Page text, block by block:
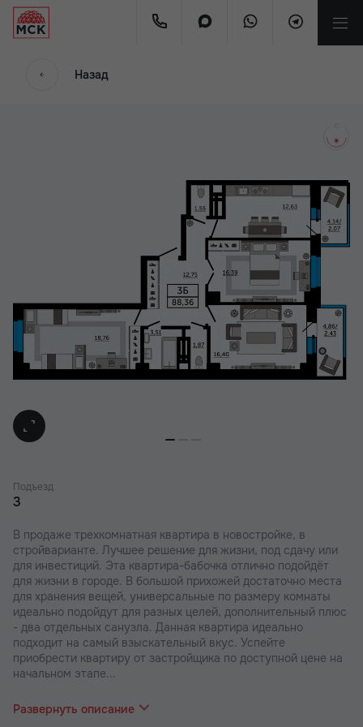
Назад
Подъезд
3
В продаже трехкомнатная квартира в новостройке, в
стройварианте. Лучшее решение для жизни, под сдачу или
для инвестиций. Эта квартира-бабочка отлично подойдёт
для жизни в городе. В большой прихожей достаточно места
для хранения вещей, универсальные по размеру комнаты
идеально подойдут для разных целей, дополнительный плюс
- два отдельных санузла. Данная квартира идеально
подходит на самый взыскательный вкус. Успейте
приобрести квартиру от застройщика по доступной цене на
начальном этапе...
В наших ЖК действуют индивидуальные акции и скидки. В
Развернуть описание